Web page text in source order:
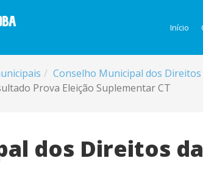
Início
Conselho Municipal dos Direitos
Prova Eleição Suplementar CT
dos Direitos